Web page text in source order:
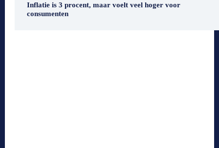
Inflatie is 3 procent, maar voelt veel hoger voor
consumenten